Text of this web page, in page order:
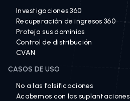
Investigaciones 360
Recuperación de ingresos 360
Proteja sus dominios
Control de distribución
CVAN
CASOS DE USO
No a las falsificaciones
Acabemos con las suplantaciones